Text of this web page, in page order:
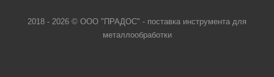
2018 - 2026 © ООО "ПРАДОС" - поставка инструмента для
металлообработки